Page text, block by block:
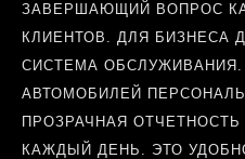
ЗАВЕРШАЮЩИЙ ВОПРОС
КЛИЕНТОВ. ДЛЯ БИЗНЕСА
СИСТЕМА
АВТОМОБИЛЕЙ
ПРОЗРАЧНАЯ
КАЖДЫЙ ДЕНЬ. ЭТО